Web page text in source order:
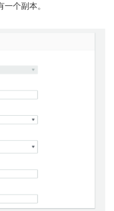
个副本。